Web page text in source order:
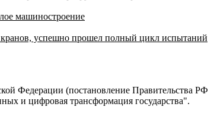
машиностроение
успешно прошел полный цикл испытаний